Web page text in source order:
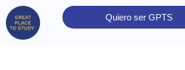
Quiero ser GPTS